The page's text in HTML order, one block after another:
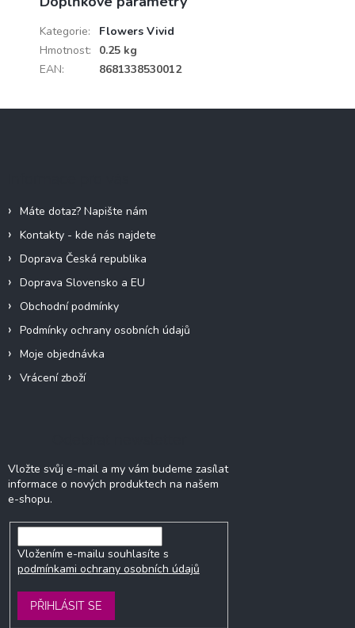
Kategorie:
Flowers Vivid
Hmotnost:
0.25 kg
EAN: 8681338530012
Máte dotaz? Napište nám
Kontakty - kde nás najdete
Doprava Česká republika
Doprava Slovensko a EU
Obchodní podmínky
Podmínky ochrany osobních údajů
Moje objednávka
Vrácení zboží
Vložte svůj e-mail a my vám budeme zasílat
informace o nových produktech na našem
e-shopu.
Vložením e-mailu souhlasíte s
podmínkami ochrany osobních údajů
PŘIHLÁSIT SE